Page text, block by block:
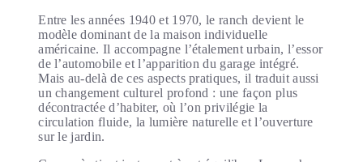
Entre les années 1940 et 1970, le ranch devient le
modèle dominant de la maison individuelle
américaine. Il accompagne l’étalement urbain, l’essor
de l’automobile et l’apparition du garage intégré.
Mais au-delà de ces aspects pratiques, il traduit aussi
un changement culturel profond : une façon plus
décontractée d’habiter, où l’on privilégie la
circulation fluide, la lumière naturelle et l’ouverture
sur le jardin.